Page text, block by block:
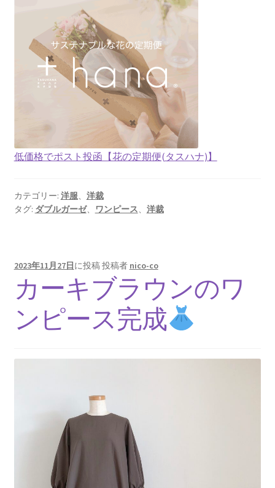
低価格でポスト投函【花の定期便(タスハナ)】
カテゴリー: 洋服、 洋裁
タグ: ダブルガーゼ、 ワンピース、 洋裁
2023年11月27日に投稿投稿者 nico-co
カーキブラウンのワ
ンピース完成